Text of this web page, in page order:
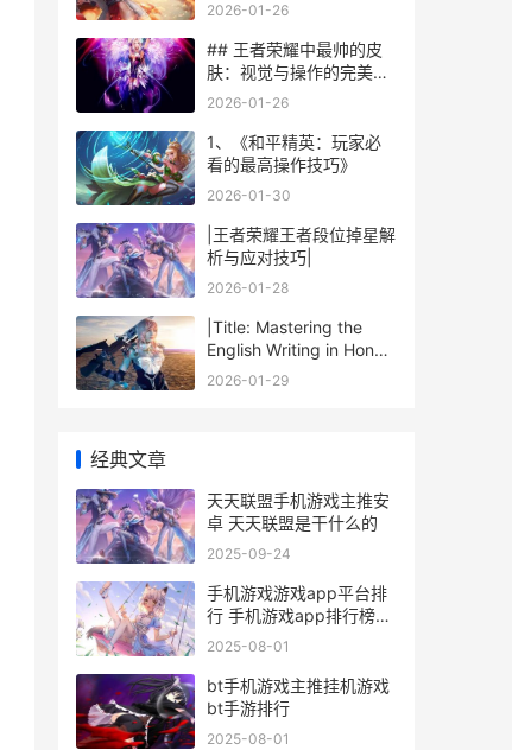
2026-01-26
## 王者荣耀中最帅的皮
肤：视觉与操作的完美结
合
2026-01-26
1、《和平精英：玩家必
看的最高操作技巧》
2026-01-30
|王者荣耀王者段位掉星解
析与应对技巧|
2026-01-28
|Title: Mastering the
English Writing in Honor
of Kings|
2026-01-29
经典文章
天天联盟手机游戏主推安
卓 天天联盟是干什么的
2025-09-24
手机游戏游戏app平台排
行 手机游戏app排行榜前
十名
2025-08-01
bt手机游戏主推挂机游戏
bt手游排行
2025-08-01